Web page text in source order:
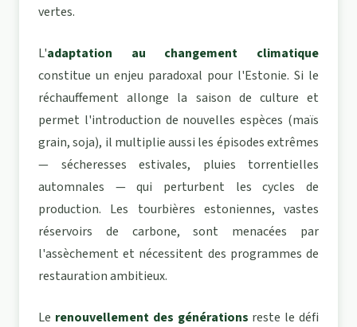
vertes.
L'adaptation au changement climatique
constitue un enjeu paradoxal pour l'Estonie. Si le
réchauffement allonge la saison de culture et
permet l'introduction de nouvelles espèces (maïs
grain, soja), il multiplie aussi les épisodes extrêmes
— sécheresses estivales, pluies torrentielles
automnales — qui perturbent les cycles de
production. Les tourbières estoniennes, vastes
réservoirs de carbone, sont menacées par
l'assèchement et nécessitent des programmes de
restauration ambitieux.
Le renouvellement des générations reste le défi